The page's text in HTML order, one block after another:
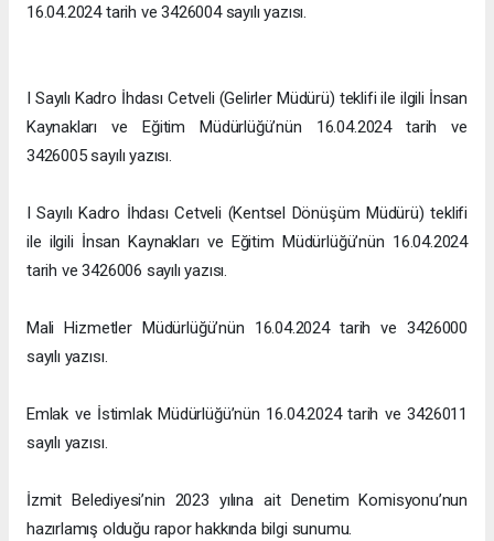
16.04.2024 tarih ve 3426004 sayılı yazısı.
I Sayılı Kadro İhdası Cetveli (Gelirler Müdürü) teklifi ile ilgili İnsan
Kaynakları ve Eğitim Müdürlüğü’nün 16.04.2024 tarih ve
3426005 sayılı yazısı.
I Sayılı Kadro İhdası Cetveli (Kentsel Dönüşüm Müdürü) teklifi
ile ilgili İnsan Kaynakları ve Eğitim Müdürlüğü’nün 16.04.2024
tarih ve 3426006 sayılı yazısı.
Mali Hizmetler Müdürlüğü’nün 16.04.2024 tarih ve 3426000
sayılı yazısı.
Emlak ve İstimlak Müdürlüğü’nün 16.04.2024 tarih ve 3426011
sayılı yazısı.
İzmit Belediyesi’nin 2023 yılına ait Denetim Komisyonu’nun
hazırlamış olduğu rapor hakkında bilgi sunumu.